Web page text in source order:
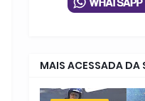
MAIS ACESSADA DA